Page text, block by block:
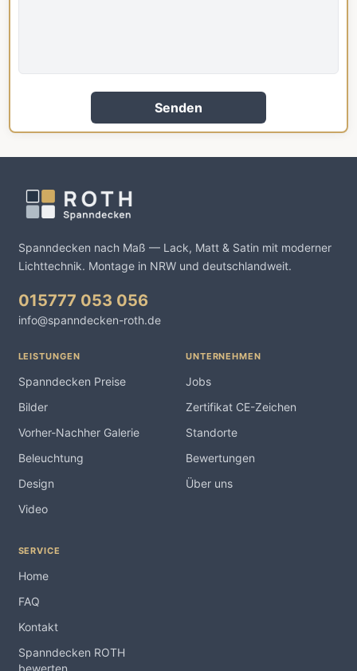
Senden
Spanndecken nach Maß — Lack, Matt & Satin mit moderner
Lichttechnik. Montage in NRW und deutschlandweit.
015777 053 056
info@spanndecken-roth.de
LEISTUNGEN
Spanndecken Preise
Bilder
Vorher-Nachher Galerie
Beleuchtung
Design
Video
UNTERNEHMEN
Jobs
Zertifikat CE-Zeichen
Standorte
Bewertungen
Über uns
SERVICE
Home
FAQ
Kontakt
Spanndecken ROTH
bewerten